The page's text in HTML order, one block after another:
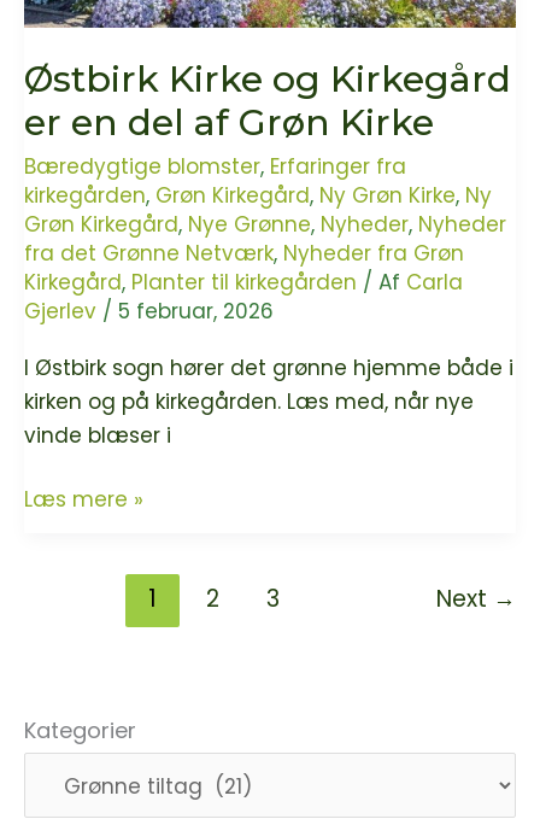
Østbirk Kirke og Kirkegård
er en del af Grøn Kirke
Bæredygtige blomster, Erfaringer fra
kirkegården, Grøn Kirkegård, Ny Grøn Kirke, Ny
Grøn Kirkegård, Nye Grønne, Nyheder, Nyheder
fra det Grønne Netværk, Nyheder fra Grøn
Kirkegård, Planter til kirkegården / Af Carla
Gjerlev / 5 februar, 2026
I Østbirk sogn hører det grønne hjemme både i
kirken og på kirkegården. Læs med, når nye
vinde blæser i
Østbirk
af
Kirke
Læs mere »
1 2 3 Next →
Kategorier